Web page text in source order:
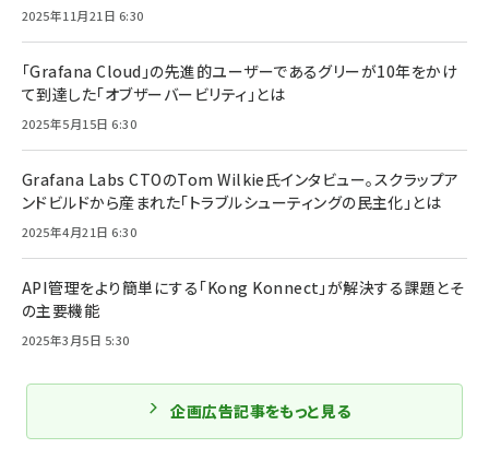
2025年11月21日 6:30
「Grafana Cloud」の先進的ユーザーであるグリーが10年をかけ
て到達した「オブザーバービリティ」とは
2025年5月15日 6:30
Grafana Labs CTOのTom Wilkie氏インタビュー。スクラップア
ンドビルドから産まれた「トラブルシューティングの民主化」とは
2025年4月21日 6:30
API管理をより簡単にする「Kong Konnect」が解決する課題とそ
の主要機能
2025年3月5日 5:30
企画広告記事をもっと見る